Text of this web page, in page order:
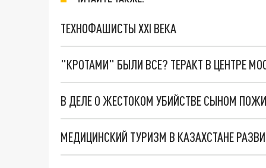
ТЕХНОФАШИСТЫ XXI ВЕКА
"КРОТАМИ" БЫЛИ ВСЕ? ТЕРАКТ В ЦЕНТРЕ
В ДЕЛЕ О ЖЕСТОКОМ УБИЙСТВЕ СЫНОМ
МЕДИЦИНСКИЙ ТУРИЗМ В КАЗАХСТАНЕ